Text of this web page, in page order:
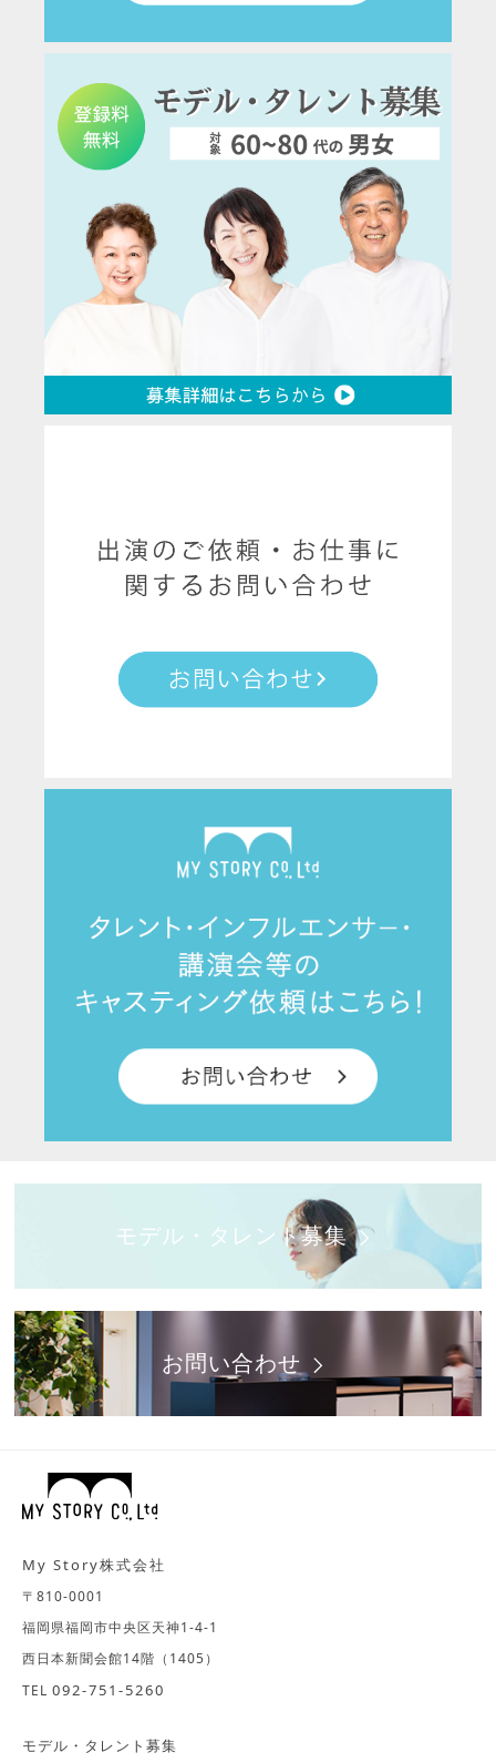
モデル・タレント募集
お問い合わせ
My Story株式会社
〒810-0001
福岡県福岡市中央区天神1-4-1
西日本新聞会館14階（1405）
TEL 092-751-5260
モデル・タレント募集